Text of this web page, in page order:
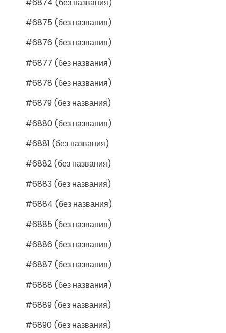
#6875 (без названия)
#6876 (без названия)
#6877 (без названия)
#6878 (без названия)
#6879 (без названия)
#6880 (без названия)
#6881 (без названия)
#6882 (без названия)
#6883 (без названия)
#6884 (без названия)
#6885 (без названия)
#6886 (без названия)
#6887 (без названия)
#6888 (без названия)
#6889 (без названия)
#6890 (без названия)